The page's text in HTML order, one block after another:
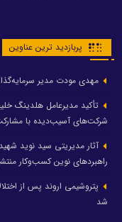
پربازدید ترین عناوین
مهدی مودت مدیر
تأکید مدیرعامل هلدینگ
شرکت‌های آسیب‌دیده با
آثار مدیریتی سید نوید
راهبردهای نوین کسب‌وکار
شد